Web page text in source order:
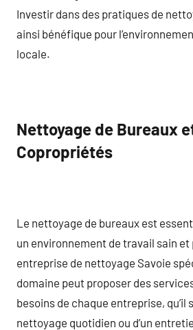
Investir dans des pratiques de
ainsi bénéfique pour
locale.
Nettoyage de Bureaux
Copropriétés
Le nettoyage de bureaux est
un environnement de travail sain
entreprise de nettoyage Savoie
domaine peut proposer des
besoins de chaque entreprise, qu’il
nettoyage quotidien ou d’un